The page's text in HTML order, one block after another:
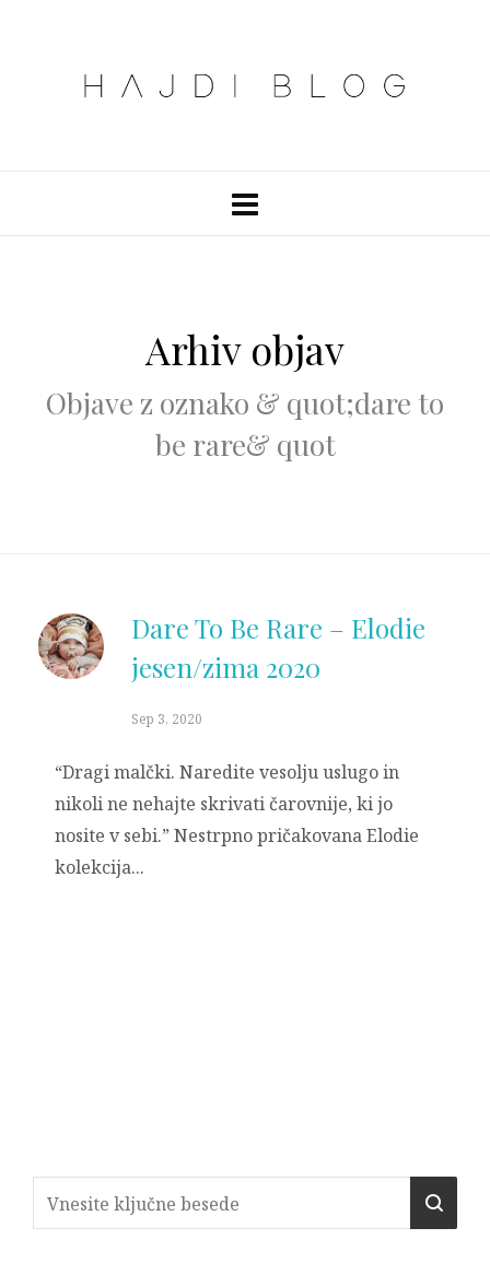
Arhiv objav
Objave z oznako & quot;dare to
be rare& quot
Dare To Be Rare – Elodie
jesen/zima 2020
Sep 3, 2020
“Dragi malčki. Naredite vesolju uslugo in
nikoli ne nehajte skrivati čarovnije, ki jo
nosite v sebi.” Nestrpno pričakovana Elodie
kolekcija...